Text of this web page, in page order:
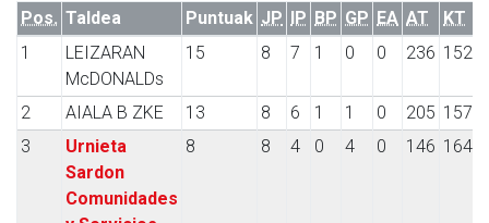
Pos. Taldea Puntuak JP IP BP GP EA AT
KT
1
LEIZARAN
McDONALDs
15 8 7 1 0 0 236 152
2 AIALA B ZKE 13 8 6 1 1 0 205 157
3
Urnieta
Sardon
Comunidades
8 8 4 0 4 0 146 164